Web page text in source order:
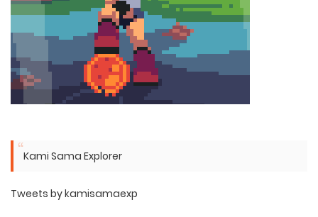
Kami Sama Explorer
Tweets by kamisamaexp